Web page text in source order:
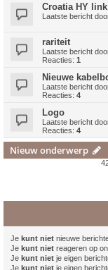
Croatia HY link
Laatste bericht
rariteit
Laatste bericht
Reacties: 1
Nieuwe
Laatste bericht
Reacties: 4
Logo
Laatste bericht
Reacties: 4
Nieuw onderwerp
Je kunt niet nieuwe
Je kunt niet reageren op
Je kunt niet je eigen
Je kunt niet je eigen